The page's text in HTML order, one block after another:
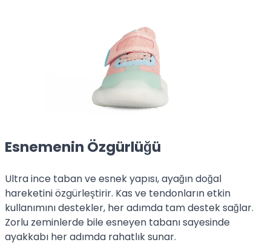
Esnemenin Özgürlüğü
Ultra ince taban ve esnek yapısı, ayağın doğal
hareketini özgürleştirir. Kas ve tendonların etkin
kullanımını destekler, her adımda tam destek sağlar.
Zorlu zeminlerde bile esneyen tabanı sayesinde
ayakkabı her adımda rahatlık sunar.